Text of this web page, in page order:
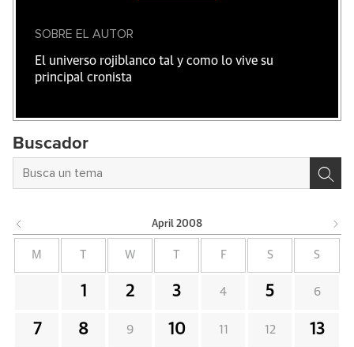
SOBRE EL AUTOR
El universo rojiblanco tal y como lo vive su
principal cronista
Buscador
April 2008
M W F S S
1 2 3 4 5 6
7 8 9 10 11 12 13